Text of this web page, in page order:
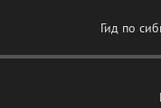
Гид по